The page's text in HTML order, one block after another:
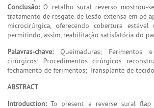
Conclusão:O retalho sural reverso mostrou-
tratamento de resgate de lesão extensa em pé
microcirúrgica, oferecendo cobertura
permitindo, assim, reabilitação satisfatória do
Palavras-chave:Queimaduras; Ferimentos
cirúrgicos; Procedimentos cirúrgicos
fechamento de ferimentos; Transplante de
ABSTRACT
Introduction:To present a reverse sural flap